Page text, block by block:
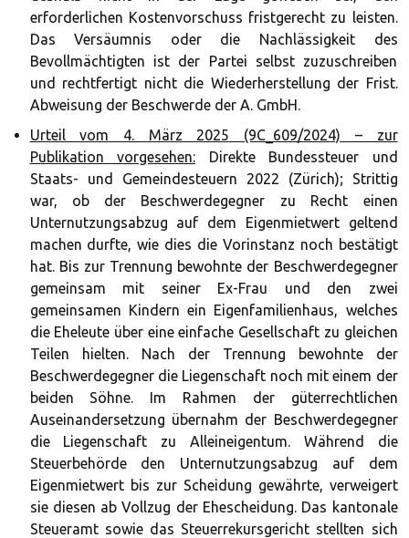
erforderlichen Kostenvorschuss fristgerecht zu leisten.
Das Versäumnis oder die Nachlässigkeit des
Bevollmächtigten ist der Partei selbst zuzuschreiben
und rechtfertigt nicht die Wiederherstellung der Frist.
Abweisung der Beschwerde der A. GmbH.
Urteil vom 4. März 2025 (9C_609/2024) – zur
Publikation vorgesehen: Direkte Bundessteuer und
Staats- und Gemeindesteuern 2022 (Zürich); Strittig
war, ob der Beschwerdegegner zu Recht einen
Unternutzungsabzug auf dem Eigenmietwert geltend
machen durfte, wie dies die Vorinstanz noch bestätigt
hat. Bis zur Trennung bewohnte der Beschwerdegegner
gemeinsam mit seiner Ex-Frau und den zwei
gemeinsamen Kindern ein Eigenfamilienhaus, welches
die Eheleute über eine einfache Gesellschaft zu gleichen
Teilen hielten. Nach der Trennung bewohnte der
Beschwerdegegner die Liegenschaft noch mit einem der
beiden Söhne. Im Rahmen der güterrechtlichen
Auseinandersetzung übernahm der Beschwerdegegner
die Liegenschaft zu Alleineigentum. Während die
Steuerbehörde den Unternutzungsabzug auf dem
Eigenmietwert bis zur Scheidung gewährte, verweigert
sie diesen ab Vollzug der Ehescheidung. Das kantonale
Steueramt sowie das Steuerrekursgericht stellten sich